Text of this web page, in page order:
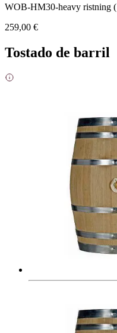
WOB-HM30-heavy ristning (
259,00 €
Tostado de barril